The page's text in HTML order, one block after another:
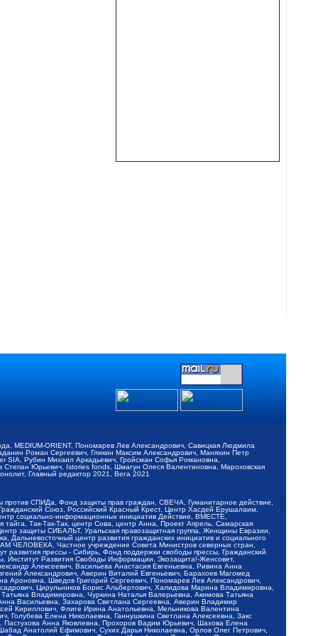
MEDIUM-ORIENT, Пономарев Лев Александрович, Савицкая Людмила
Роман Сергеевич, Гликин Максим Александрович, Маняхин Петр
Рубин Михаил Аркадьевич, Гройсман Софья Романовна,
Юрьевич, Istories fonds, Шмагун Олеся Валентиновна, Мароховская
Главный редактор 2021, Вега 2021
СПИДа, Фонд защиты прав граждан, СВЕЧА, Гуманитарное действие,
Союз, Российский Красный Крест, Центр Хасдей Ерушалаим,
социально-информационных инициатив Действие, ВМЕСТЕ,
Так-Так-Так, центр Сова, центр Анна, Проект Апрель, Самарская
защиты СИБАЛЬТ, Уральская правозащитная группа, Женщины Евразии,
Дальневосточный центр развития гражданских инициатив и социального
ЧЕЛОВЕКА, Частное учреждение Совета Министров северных стран,
прессы - Сибирь, Фонд поддержки свободы прессы, Гражданский
Институт Развития Свободы Информации, Экозащита!-Женсовет,
Алексеевич, Васильева Анастасия Евгеньевна, Ривина Анна
Александрович, Аверин Виталий Евгеньевич, Барахоев Магомед
Шведов Григорий Сергеевич, Пономарев Лев Александрович,
Цирульников Борис Альбертович, Халидова Марина Владимировна,
Владимировна, Чуркина Наталья Валерьевна, Акимова Татьяна
Васильевна, Захарова Светлана Сергеевна, Аверин Владимир
Кириллович, Флиге Ирина Анатольевна, Мельникова Валентина
Елена Николаевна, Ганнушкина Светлана Алексеевна, Закс
Анна Яковлевна, Прохоров Вадим Юрьевич, Шахова Елена
Анатолий Ефимович, Сухих Дарья Николаевна, Орлов Олег Петрович,